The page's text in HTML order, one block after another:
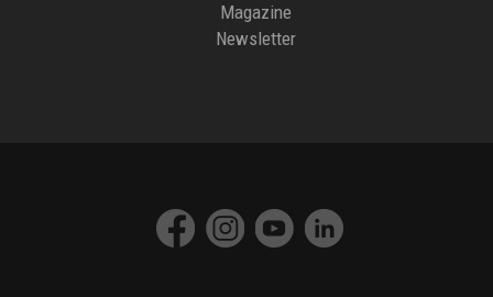
Magazine
Newsletter